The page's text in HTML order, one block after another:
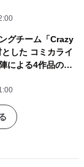
が アトレ秋葉原1
ック！
グチーム「Crazy
した コミカライ
による4作品の情